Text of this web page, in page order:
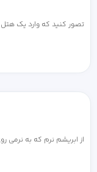
تصور کنید که وارد یک
از ابریشم نرم که به نرمی